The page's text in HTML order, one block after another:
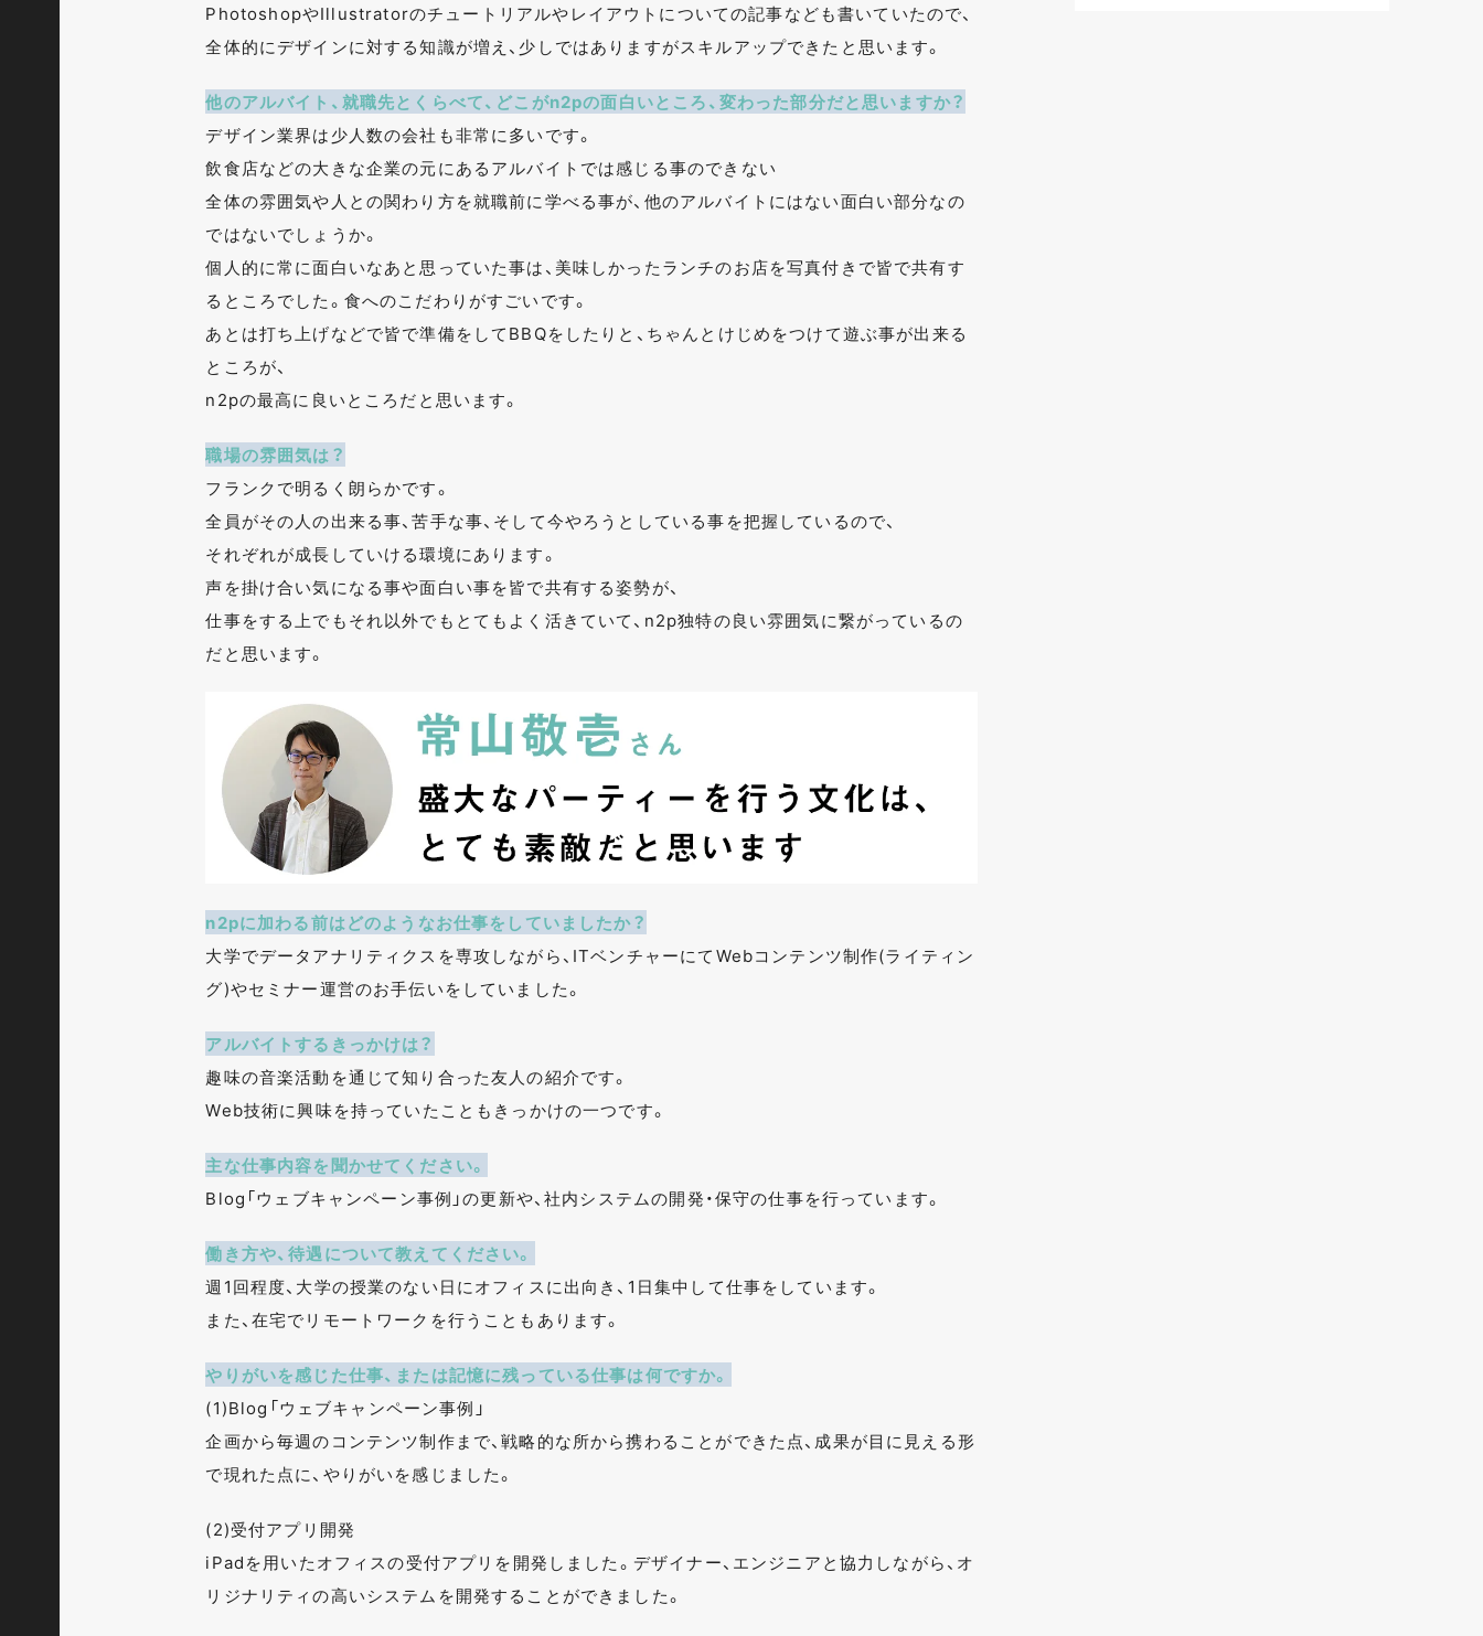
PhotoshopやIllustratorのチュートリアルやレイアウトについての記事なども書いていたので、
全体的にデザインに対する知識が増え、少しではありますがスキルアップできたと思います。
他のアルバイト、就職先とくらべて、どこがn2pの面白いところ、変わった部分だと思いますか？
デザイン業界は少人数の会社も非常に多いです。
飲食店などの大きな企業の元にあるアルバイトでは感じる事のできない
全体の雰囲気や人との関わり方を就職前に学べる事が、他のアルバイトにはない面白い部分なの
ではないでしょうか。
個人的に常に面白いなあと思っていた事は、美味しかったランチのお店を写真付きで皆で共有す
るところでした。食へのこだわりがすごいです。
あとは打ち上げなどで皆で準備をしてBBQをしたりと、ちゃんとけじめをつけて遊ぶ事が出来る
ところが、
n2pの最高に良いところだと思います。
職場の雰囲気は？
フランクで明るく朗らかです。
全員がその人の出来る事、苦手な事、そして今やろうとしている事を把握しているので、
それぞれが成長していける環境にあります。
声を掛け合い気になる事や面白い事を皆で共有する姿勢が、
仕事をする上でもそれ以外でもとてもよく活きていて、n2p独特の良い雰囲気に繋がっているの
だと思います。
n2pに加わる前はどのようなお仕事をしていましたか？
大学でデータアナリティクスを専攻しながら、ITベンチャーにてWebコンテンツ制作(ライティン
グ)やセミナー運営のお手伝いをしていました。
アルバイトするきっかけは？
趣味の音楽活動を通じて知り合った友人の紹介です。
Web技術に興味を持っていたこともきっかけの一つです。
主な仕事内容を聞かせてください。
Blog「ウェブキャンペーン事例」の更新や、社内システムの開発・保守の仕事を行っています。
働き方や、待遇について教えてください。
週1回程度、大学の授業のない日にオフィスに出向き、1日集中して仕事をしています。
また、在宅でリモートワークを行うこともあります。
やりがいを感じた仕事、または記憶に残っている仕事は何ですか。
(1)Blog「ウェブキャンペーン事例」
企画から毎週のコンテンツ制作まで、戦略的な所から携わることができた点、成果が目に見える形
で現れた点に、やりがいを感じました。
(2)受付アプリ開発
iPadを用いたオフィスの受付アプリを開発しました。デザイナー、エンジニアと協力しながら、オ
リジナリティの高いシステムを開発することができました。